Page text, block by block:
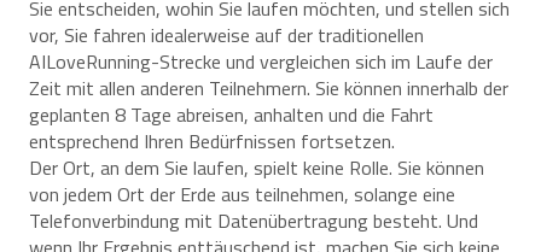
Sie entscheiden, wohin Sie laufen möchten, und stellen sich
vor, Sie fahren idealerweise auf der traditionellen
AILoveRunning-Strecke und vergleichen sich im Laufe der
Zeit mit allen anderen Teilnehmern. Sie können innerhalb der
geplanten 8 Tage abreisen, anhalten und die Fahrt
entsprechend Ihren Bedürfnissen fortsetzen.
Der Ort, an dem Sie laufen, spielt keine Rolle. Sie können
von jedem Ort der Erde aus teilnehmen, solange eine
Telefonverbindung mit Datenübertragung besteht. Und